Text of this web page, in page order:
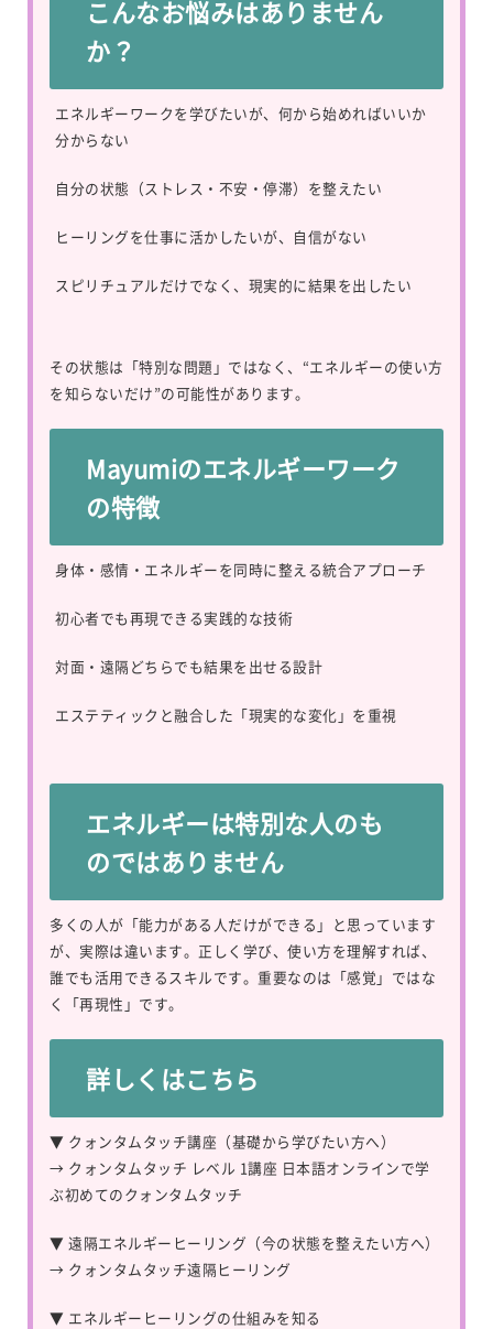
こんなお悩みはありません
か？
エネルギーワークを学びたいが、何から始めればいいか
分からない
自分の状態（ストレス・不安・停滞）を整えたい
ヒーリングを仕事に活かしたいが、自信がない
スピリチュアルだけでなく、現実的に結果を出したい
その状態は「特別な問題」ではなく、“エネルギーの使い方
を知らないだけ”の可能性があります。
Mayumiのエネルギーワーク
の特徴
身体・感情・エネルギーを同時に整える統合アプローチ
初心者でも再現できる実践的な技術
対面・遠隔どちらでも結果を出せる設計
エステティックと融合した「現実的な変化」を重視
エネルギーは特別な人のも
のではありません
多くの人が「能力がある人だけができる」と思っています
が、実際は違います。正しく学び、使い方を理解すれば、
誰でも活用できるスキルです。重要なのは「感覚」ではな
く「再現性」です。
詳しくはこちら
▼ クォンタムタッチ講座（基礎から学びたい方へ）
→ クォンタムタッチ レベル 1講座 日本語オンラインで学
ぶ初めてのクォンタムタッチ
▼ 遠隔エネルギーヒーリング（今の状態を整えたい方へ）
→ クォンタムタッチ遠隔ヒーリング
▼ エネルギーヒーリングの仕組みを知る